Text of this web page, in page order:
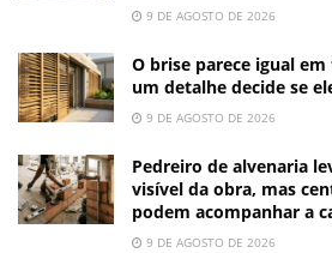
9 DE AGOSTO DE 2026
O brise parece igual em
um detalhe decide se
9 DE AGOSTO DE 2026
Pedreiro de alvenaria
visível da obra, mas
podem acompanhar a
9 DE AGOSTO DE 2026